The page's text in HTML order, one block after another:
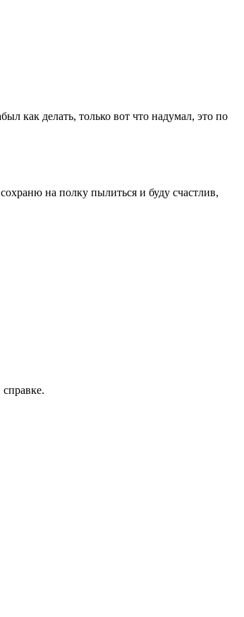
как делать, только вот что надумал, это по
на полку пылиться и буду счастлив,